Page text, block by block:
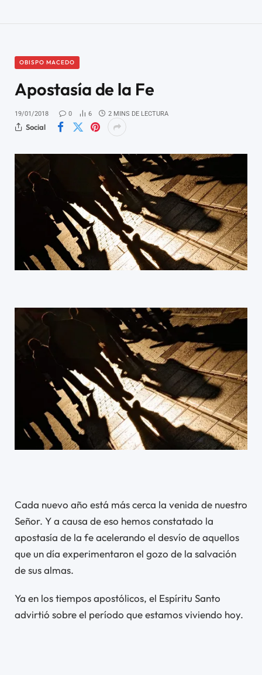
OBISPO MACEDO
Apostasía de la Fe
19/01/2018 0 6 2 MINS DE LECTURA
Social
Cada nuevo año está más cerca la venida de nuestro
Señor. Y a causa de eso hemos constatado la
apostasía de la fe acelerando el desvío de aquellos
que un día experimentaron el gozo de la salvación
de sus almas.
Ya en los tiempos apostólicos, el Espíritu Santo
advirtió sobre el período que estamos viviendo hoy.